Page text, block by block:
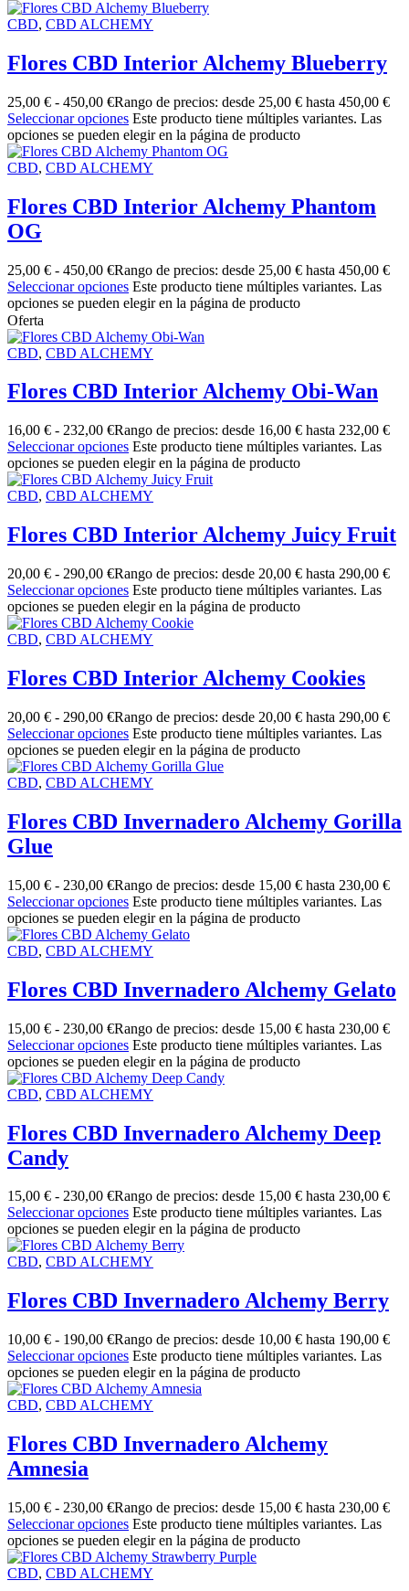
CBD, CBD ALCHEMY
Flores CBD Interior Alchemy Blueberry
25,00 € - 450,00 €Rango de precios: desde 25,00 € hasta 450,00 €
Seleccionar opciones Este producto tiene múltiples variantes. Las
opciones se pueden elegir en la página de producto
CBD, CBD ALCHEMY
Flores CBD Interior Alchemy Phantom
OG
25,00 € - 450,00 €Rango de precios: desde 25,00 € hasta 450,00 €
Seleccionar opciones Este producto tiene múltiples variantes. Las
opciones se pueden elegir en la página de producto
Oferta
CBD, CBD ALCHEMY
Flores CBD Interior Alchemy Obi-Wan
16,00 € - 232,00 €Rango de precios: desde 16,00 € hasta 232,00 €
Seleccionar opciones Este producto tiene múltiples variantes. Las
opciones se pueden elegir en la página de producto
CBD, CBD ALCHEMY
Flores CBD Interior Alchemy Juicy Fruit
20,00 € - 290,00 €Rango de precios: desde 20,00 € hasta 290,00 €
Seleccionar opciones Este producto tiene múltiples variantes. Las
opciones se pueden elegir en la página de producto
CBD, CBD ALCHEMY
Flores CBD Interior Alchemy Cookies
20,00 € - 290,00 €Rango de precios: desde 20,00 € hasta 290,00 €
Seleccionar opciones Este producto tiene múltiples variantes. Las
opciones se pueden elegir en la página de producto
CBD, CBD ALCHEMY
Flores CBD Invernadero Alchemy Gorilla
Glue
15,00 € - 230,00 €Rango de precios: desde 15,00 € hasta 230,00 €
Seleccionar opciones Este producto tiene múltiples variantes. Las
opciones se pueden elegir en la página de producto
CBD, CBD ALCHEMY
Flores CBD Invernadero Alchemy Gelato
15,00 € - 230,00 €Rango de precios: desde 15,00 € hasta 230,00 €
Seleccionar opciones Este producto tiene múltiples variantes. Las
opciones se pueden elegir en la página de producto
CBD, CBD ALCHEMY
Flores CBD Invernadero Alchemy Deep
Candy
15,00 € - 230,00 €Rango de precios: desde 15,00 € hasta 230,00 €
Seleccionar opciones Este producto tiene múltiples variantes. Las
opciones se pueden elegir en la página de producto
CBD, CBD ALCHEMY
Flores CBD Invernadero Alchemy Berry
10,00 € - 190,00 €Rango de precios: desde 10,00 € hasta 190,00 €
Seleccionar opciones Este producto tiene múltiples variantes. Las
opciones se pueden elegir en la página de producto
CBD, CBD ALCHEMY
Flores CBD Invernadero Alchemy
Amnesia
15,00 € - 230,00 €Rango de precios: desde 15,00 € hasta 230,00 €
Seleccionar opciones Este producto tiene múltiples variantes. Las
opciones se pueden elegir en la página de producto
CBD, CBD ALCHEMY